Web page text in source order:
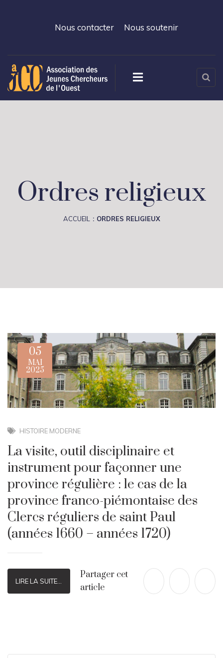
Nous contacter Nous soutenir
Ordres religieux
ACCUEIL ORDRES RELIGIEUX
05
MAI
2025
HISTOIRE MODERNE
La visite, outil disciplinaire et
instrument pour façonner une
province régulière : le cas de la
province franco-piémontaise des
Clercs réguliers de saint Paul
(années 1660 – années 1720)
LIRE LA SUITE...
Partager cet
article